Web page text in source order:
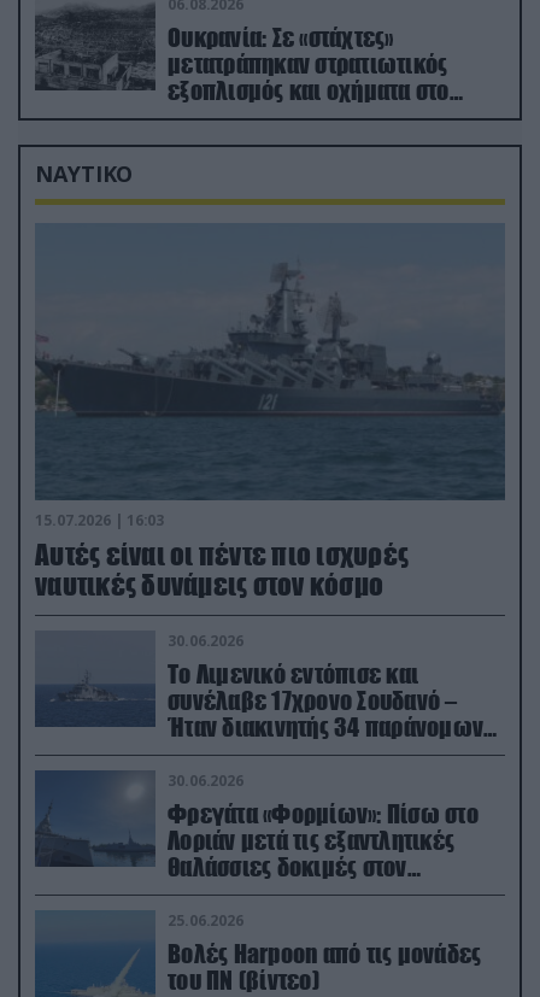
06.08.2026
Ουκρανία: Σε «στάχτες»
μετατράπηκαν στρατιωτικός
εξοπλισμός και οχήματα στο
Κίεβο μετά από ρωσικά
πλήγματα (βίντεο)
ΝΑΥΤΙΚΟ
15.07.2026 | 16:03
Aυτές είναι οι πέντε πιο ισχυρές
ναυτικές δυνάμεις στον κόσμο
30.06.2026
Το Λιμενικό εντόπισε και
συνέλαβε 17χρονο Σουδανό –
Ήταν διακινητής 34 παράνομων
μεταναστών
30.06.2026
Φρεγάτα «Φορμίων»: Πίσω στο
Λοριάν μετά τις εξαντλητικές
θαλάσσιες δοκιμές στον
απαιτητικό Βισκαϊκό
25.06.2026
Βολές Harpoon από τις μονάδες
του ΠΝ (βίντεο)